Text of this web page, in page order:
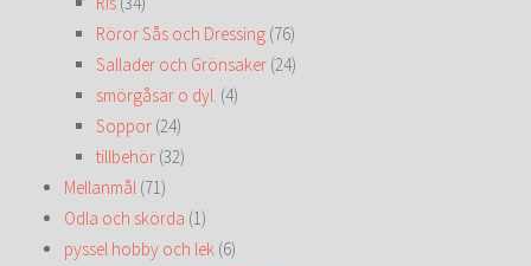
Röror Sås och Dressing (76)
Sallader och Grönsaker (24)
smörgåsar o dyl. (4)
Soppor (24)
tillbehör (32)
Mellanmål (71)
Odla och skörda (1)
pyssel hobby och lek (6)